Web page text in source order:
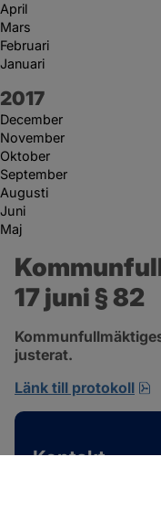
April
Mars
Februari
Januari
År:
2017
December
November
Oktober
September
Augusti
Juni
Maj
17 juni § 82
justerat.
Länk till protokoll
Kontakt